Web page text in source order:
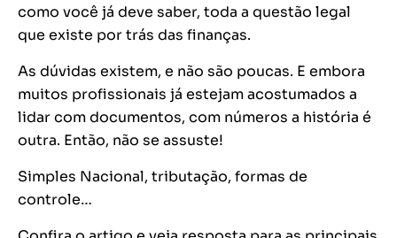
como você já deve saber, toda a questão legal
que existe por trás das finanças.
As dúvidas existem, e não são poucas. E embora
muitos profissionais já estejam acostumados a
lidar com documentos, com números a história é
outra. Então, não se assuste!
Simples Nacional, tributação, formas de
controle…